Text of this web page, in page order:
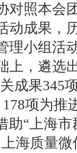
对照本会
动成果，
理小组活
上，遴选
成果345
项为推
助“上海
海质量